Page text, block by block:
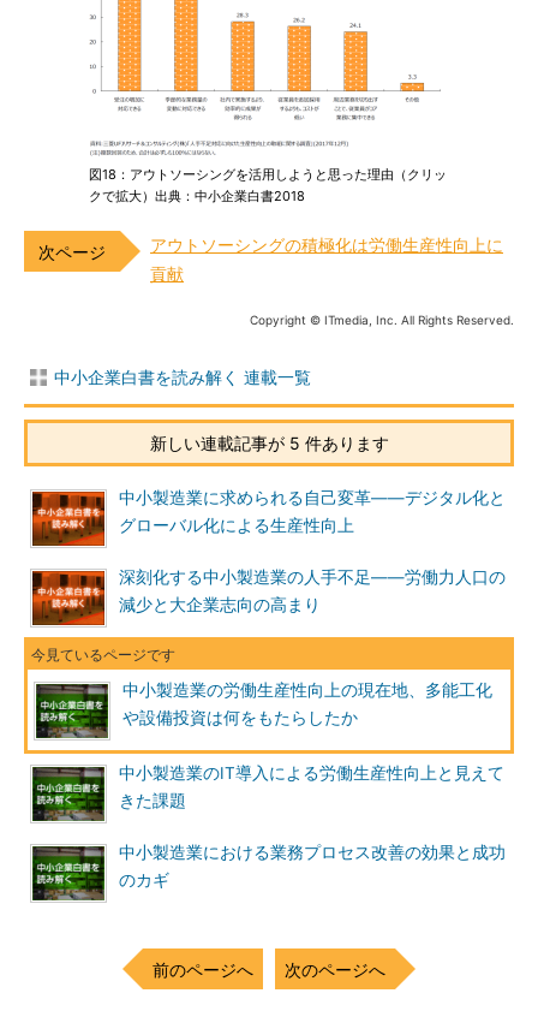
図18：アウトソーシングを活用しようと思った理由（クリッ
クで拡大）出典：中小企業白書2018
アウトソーシングの積極化は労働生産性向上に
貢献
Copyright © ITmedia, Inc. All Rights Reserved.
中小企業白書を読み解く 連載一覧
新しい連載記事が 5 件あります
中小製造業に求められる自己変革――デジタル化と
グローバル化による生産性向上
深刻化する中小製造業の人手不足――労働力人口の
減少と大企業志向の高まり
中小製造業の労働生産性向上の現在地、多能工化
や設備投資は何をもたらしたか
中小製造業のIT導入による労働生産性向上と見えて
きた課題
中小製造業における業務プロセス改善の効果と成功
のカギ
前のページへ 次のページへ